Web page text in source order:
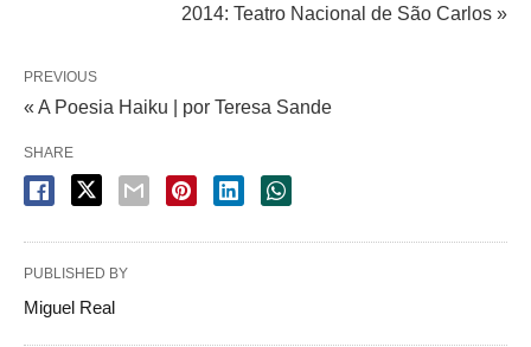
2014: Teatro Nacional de São Carlos »
PREVIOUS
« A Poesia Haiku | por Teresa Sande
SHARE
PUBLISHED BY
Miguel Real